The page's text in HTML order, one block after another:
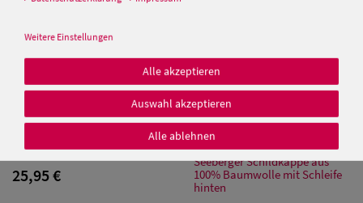
Seeberger Strick Stirnband
25,95 €
Seeberger Schildkappe aus
100% Baumwolle mit Schleife
hinten
Weitere Einstellungen
Alle akzeptieren
Auswahl akzeptieren
Alle ablehnen